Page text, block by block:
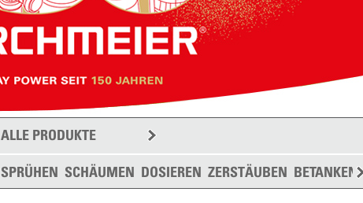
ALLE PRODUKTE
SPRÜHEN SCHÄUMEN DOSIEREN ZERSTÄUBEN BETANKEN